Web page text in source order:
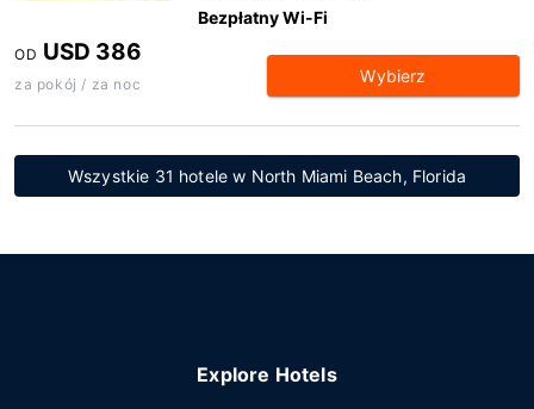
Bezpłatny Wi-Fi
OD USD 386
za pokój / za noc Wybierz
Wszystkie 31 hotele w North Miami Beach, Florida
Explore Hotels